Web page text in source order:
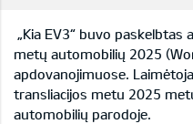
„Kia EV3“ buvo paskelbtas
metų automobilių 2025
apdovanojimuose.
transliacijos metu 2025
automobilių parodoje.